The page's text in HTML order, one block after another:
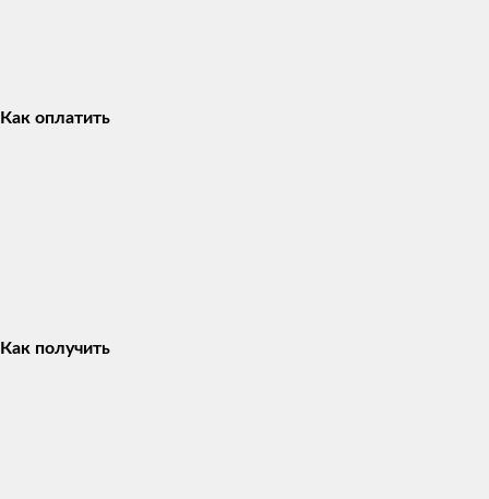
Как оплатить
Как получить